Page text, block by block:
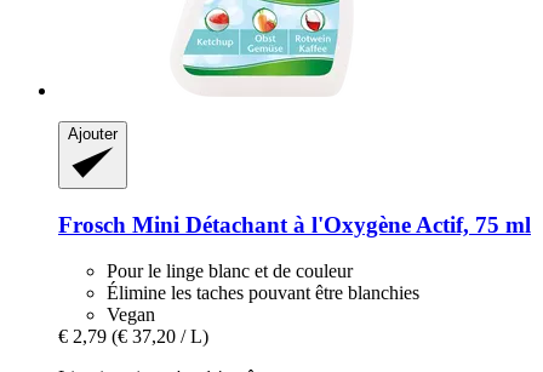
Ajouter
Frosch Mini Détachant à l'Oxygène Actif, 75 ml
Pour le linge blanc et de couleur
Élimine les taches pouvant être blanchies
Vegan
€ 2,79 (€ 37,20 / L)